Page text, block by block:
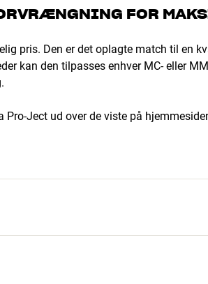
FOR
pris. Den er det oplagte match til en
kan den tilpasses enhver MC- eller
Ject ud over de viste på